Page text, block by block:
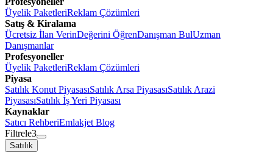
Üyelik PaketleriReklam Çözümleri
Satış & Kiralama
Ücretsiz İlan VerinDeğerini ÖğrenDanışman BulUzman
Danışmanlar
Profesyoneller
Üyelik PaketleriReklam Çözümleri
Piyasa
Satılık Konut PiyasasıSatılık Arsa PiyasasıSatılık Arazi
PiyasasıSatılık İş Yeri Piyasası
Kaynaklar
Satıcı RehberiEmlakjet Blog
Filtrele3
Satılık